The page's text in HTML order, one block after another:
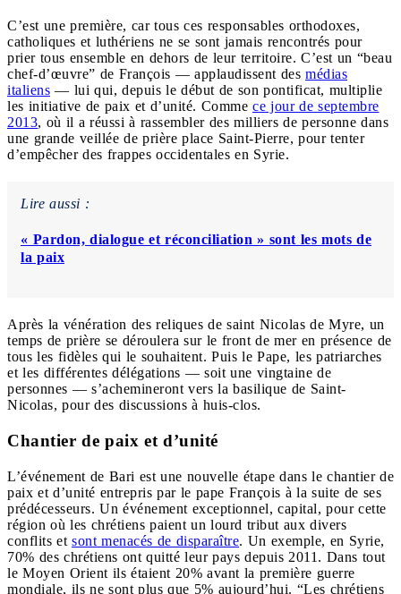
C’est une première, car tous ces responsables orthodoxes,
catholiques et luthériens ne se sont jamais rencontrés pour
prier tous ensemble en dehors de leur territoire. C’est un “beau
chef-d’œuvre” de François — applaudissent des médias
italiens — lui qui, depuis le début de son pontificat, multiplie
les initiative de paix et d’unité. Comme ce jour de septembre
2013, où il a réussi à rassembler des milliers de personne dans
une grande veillée de prière place Saint-Pierre, pour tenter
d’empêcher des frappes occidentales en Syrie.
Lire aussi :
« Pardon, dialogue et réconciliation » sont les mots de
la paix
Après la vénération des reliques de saint Nicolas de Myre, un
temps de prière se déroulera sur le front de mer en présence de
tous les fidèles qui le souhaitent. Puis le Pape, les patriarches
et les différentes délégations — soit une vingtaine de
personnes — s’achemineront vers la basilique de Saint-
Nicolas, pour des discussions à huis-clos.
Chantier de paix et d’unité
L’événement de Bari est une nouvelle étape dans le chantier de
paix et d’unité entrepris par le pape François à la suite de ses
prédécesseurs. Un événement exceptionnel, capital, pour cette
région où les chrétiens paient un lourd tribut aux divers
conflits et sont menacés de disparaître. Un exemple, en Syrie,
70% des chrétiens ont quitté leur pays depuis 2011. Dans tout
le Moyen Orient ils étaient 20% avant la première guerre
mondiale, ils ne sont plus que 5% aujourd’hui. “Les chrétiens